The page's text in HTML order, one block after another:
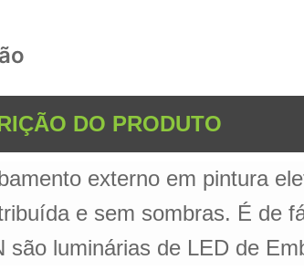
DO PRODUTO
externo em pintura
e sem sombras. É de
são luminárias de LED de